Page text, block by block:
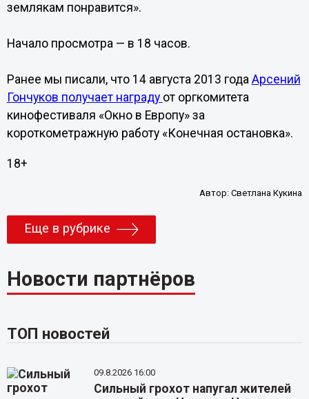
землякам понравится».
Начало просмотра — в 18 часов.
Ранее мы писали, что 14 августа 2013 года Арсений
Гончуков получает награду от оргкомитета
кинофестиваля «Окно в Европу» за
короткометражную работу «Конечная остановка».
18+
Автор:Светлана Кукина
Еще в рубрике
Новости партнёров
ТОП новостей
09.8.2026 16:00
Сильный грохот напугал жителей